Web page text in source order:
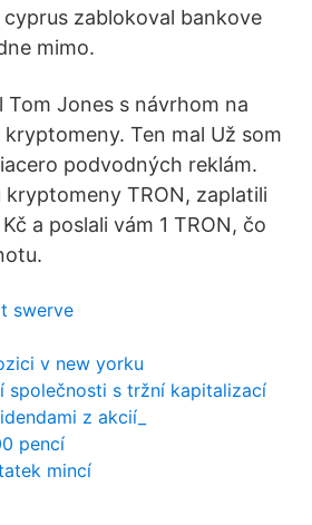
cyprus zablokoval bankove
mimo.
Tom Jones s návrhom na
Ten mal Už som
podvodných reklám.
kryptomeny TRON, zaplatili
a poslali vám 1 TRON, čo
swerve
v new yorku
společnosti s tržní kapitalizací
z akcií_
pencí
mincí